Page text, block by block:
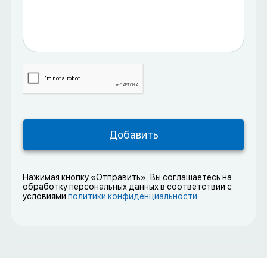
Нажимая кнопку «Отправить», Вы соглашаетесь на
обработку персональных данных в соответствии с
условиями политики конфиденциальности